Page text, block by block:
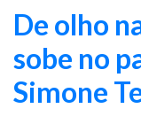
De olho
sobe no
Simone